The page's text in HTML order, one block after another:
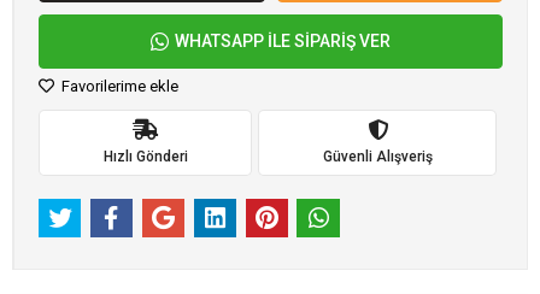
WHATSAPP İLE SİPARİŞ VER
Favorilerime ekle
Hızlı Gönderi Güvenli Alışveriş